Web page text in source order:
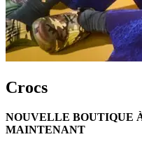
Crocs
NOUVELLE BOUTIQUE
MAINTENANT